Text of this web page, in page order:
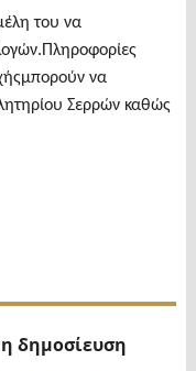
του να
να
Σερρών καθώς
δημοσίευση